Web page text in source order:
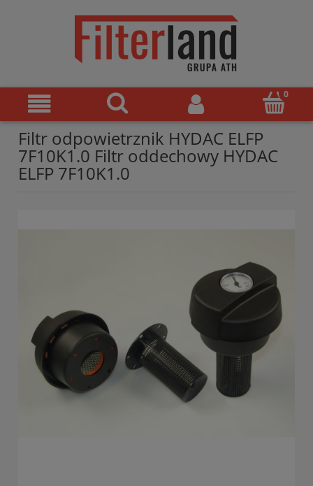
Filtr odpowietrznik HYDAC ELFP
7F10K1.0 Filtr oddechowy HYDAC
ELFP 7F10K1.0